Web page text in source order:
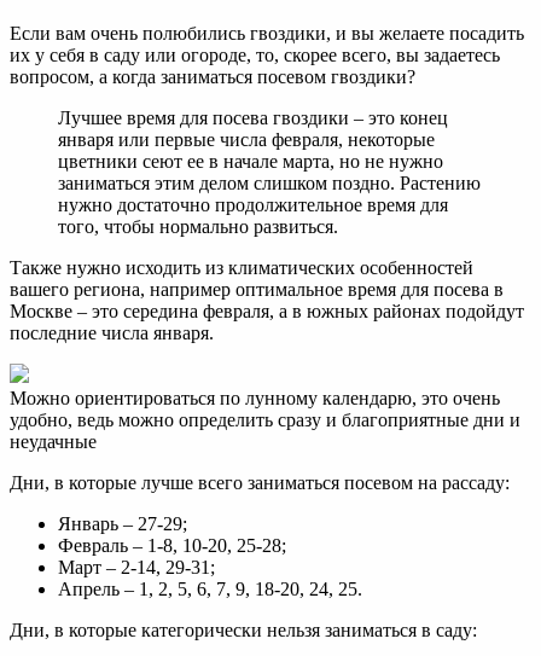
Если вам очень полюбились гвоздики, и вы желаете посадить
их у себя в саду или огороде, то, скорее всего, вы задаетесь
вопросом, а когда заниматься посевом гвоздики?
Лучшее время для посева гвоздики – это конец
января или первые числа февраля, некоторые
цветники сеют ее в начале марта, но не нужно
заниматься этим делом слишком поздно. Растению
нужно достаточно продолжительное время для
того, чтобы нормально развиться.
Также нужно исходить из климатических особенностей
вашего региона, например оптимальное время для посева в
Москве – это середина февраля, а в южных районах подойдут
последние числа января.
Можно ориентироваться по лунному календарю, это очень
удобно, ведь можно определить сразу и благоприятные дни и
неудачные
Дни, в которые лучше всего заниматься посевом на рассаду:
Январь – 27-29;
Февраль – 1-8, 10-20, 25-28;
Март – 2-14, 29-31;
Апрель – 1, 2, 5, 6, 7, 9, 18-20, 24, 25.
Дни, в которые категорически нельзя заниматься в саду: